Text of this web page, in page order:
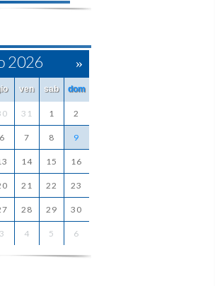
2026 »
ven sab dom
31 1 2
6 7 8 9
14 15 16
21 22 23
28 29 30
3 4 5 6